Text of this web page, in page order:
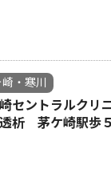
・寒川
セントラルクリ
析 茅ケ崎駅歩